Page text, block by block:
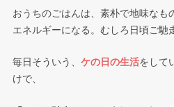
おうちのごはんは、素朴で地味なも
エネルギーになる。むしろ日頃ご馳
毎日そういう、 ケの日の生活をして
けで、